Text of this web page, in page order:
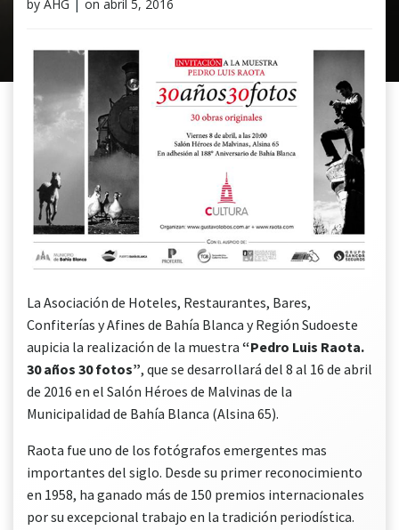
by AHG on abril 5, 2016
La Asociación de Hoteles, Restaurantes, Bares,
Confiterías y Afines de Bahía Blanca y Región Sudoeste
aupicia la realización de la muestra “Pedro Luis Raota.
30 años 30 fotos”, que se desarrollará del 8 al 16 de abril
de 2016 en el Salón Héroes de Malvinas de la
Municipalidad de Bahía Blanca (Alsina 65).
Raota fue uno de los fotógrafos emergentes mas
importantes del siglo. Desde su primer reconocimiento
en 1958, ha ganado más de 150 premios internacionales
por su excepcional trabajo en la tradición periodística.